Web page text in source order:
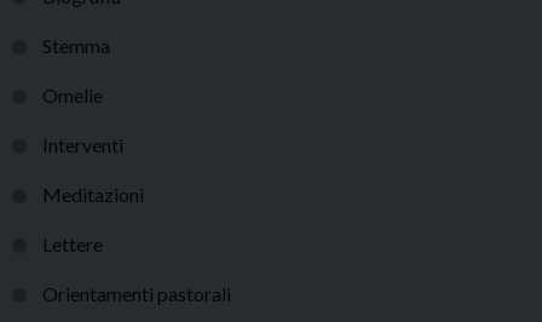
Stemma
Omelie
Interventi
Meditazioni
Lettere
Orientamenti pastorali